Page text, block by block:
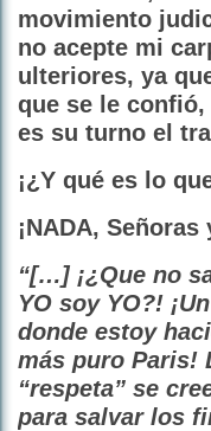
movimiento
no acepte mi
ulteriores, ya
que se le confió,
es su turno el
¡¿Y qué es lo
¡NADA, Señoras
“[…] ¡¿Que no
YO soy YO?!
donde estoy
más puro Paris!
“respeta” se
para salvar los